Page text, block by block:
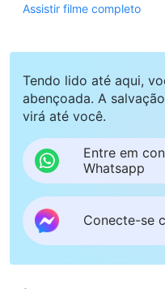
Assistir filme completo
Tendo lido até aqui,
abençoada. A
virá até você.
Entre em
Whatsapp
Conecte-se